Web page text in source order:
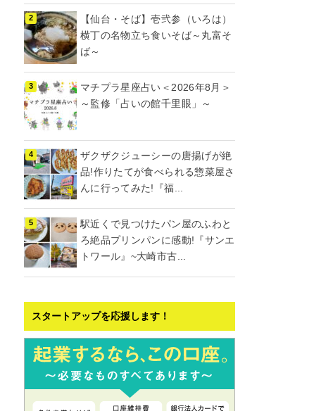
【仙台・そば】壱弐参（いろは）
横丁の名物立ち食いそば～丸富そ
ば～
マチプラ星座占い＜2026年8月＞
～監修「占いの館千里眼」～
ザクザクジューシーの唐揚げが絶
品!作りたてが食べられる惣菜屋さ
んに行ってみた!『福...
駅近くで見つけたパン屋のふわと
ろ絶品プリンパンに感動!『サンエ
トワール』~大崎市古...
スタートアップを応援します！